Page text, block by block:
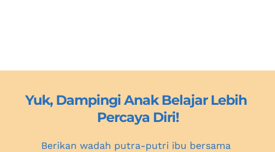
Yuk, Dampingi Anak Belajar Lebih
Percaya Diri!
Berikan wadah putra-putri ibu bersama